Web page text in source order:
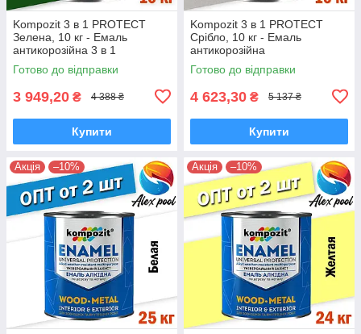
Kompozit 3 в 1 PROTECT
Зелена, 10 кг - Емаль
антикорозійна 3 в 1
універсальна
Готово до відправки
3 949,20 ₴ 4 388 ₴
Купити
Kompozit 3 в 1 PROTECT
Срібло, 10 кг - Емаль
антикорозійна
Готово до відправки
4 623,30 ₴ 5 137 ₴
Купити
Акція –10% Акція –10%